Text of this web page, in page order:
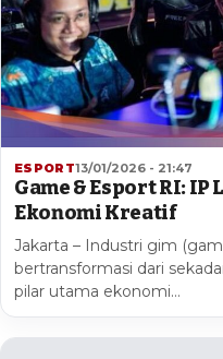
ESPORT13/01/2026 - 21:47
Game & Esport RI: IP
Ekonomi Kreatif
Jakarta – Industri gim
bertransformasi dari
pilar utama ekonomi…